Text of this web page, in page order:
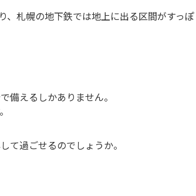
札幌の地下鉄では地上に出る区間がすっぽ
備えるしかありません。
て過ごせるのでしょうか。